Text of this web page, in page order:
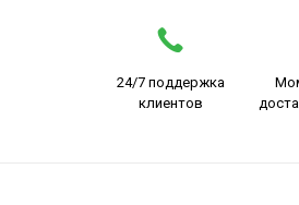
24/7 поддержка
клиентов